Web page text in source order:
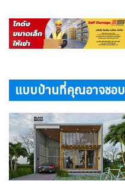
แบบบ้านที่คุณอาจชอบ